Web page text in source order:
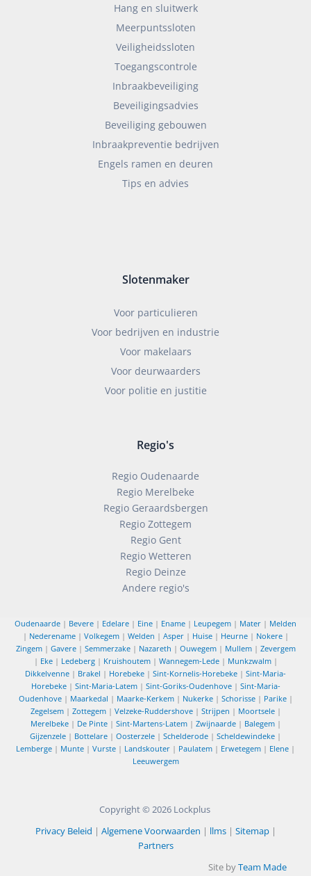
Hang en sluitwerk
Meerpuntssloten
Veiligheidssloten
Toegangscontrole
Inbraakbeveiliging
Beveiligingsadvies
Beveiliging gebouwen
Inbraakpreventie bedrijven
Engels ramen en deuren
Tips en advies
Slotenmaker
Voor particulieren
Voor bedrijven en industrie
Voor makelaars
Voor deurwaarders
Voor politie en justitie
Regio's
Regio Oudenaarde
Regio Merelbeke
Regio Geraardsbergen
Regio Zottegem
Regio Gent
Regio Wetteren
Regio Deinze
Andere regio's
Oudenaarde | Bevere | Edelare | Eine | Ename | Leupegem | Mater | Melden
| Nederename| Volkegem| Welden | Asper| Huise| Heurne| Nokere|
Zingem| Gavere| Semmerzake| Nazareth | Ouwegem| Mullem| Zevergem
| Eke| Ledeberg| Kruishoutem| Wannegem-Lede| Munkzwalm|
Dikkelvenne | Brakel | Horebeke | Sint-Kornelis-Horebeke | Sint-Maria-
Horebeke| Sint-Maria-Latem| Sint-Goriks-Oudenhove| Sint-Maria-
Oudenhove| Maarkedal | Maarke-Kerkem| Nukerke| Schorisse| Parike|
Zegelsem| Zottegem| Velzeke-Ruddershove| Strijpen | Moortsele|
Merelbeke| De Pinte| Sint-Martens-Latem| Zwijnaarde| Balegem|
Gijzenzele | Bottelare | Oosterzele | Schelderode | Scheldewindeke |
Lemberge | Munte | Vurste | Landskouter | Paulatem | Erwetegem | Elene |
Leeuwergem
Copyright © 2026 Lockplus
Privacy Beleid | Algemene Voorwaarden | llms| Sitemap|
Partners
Site byTeam Made